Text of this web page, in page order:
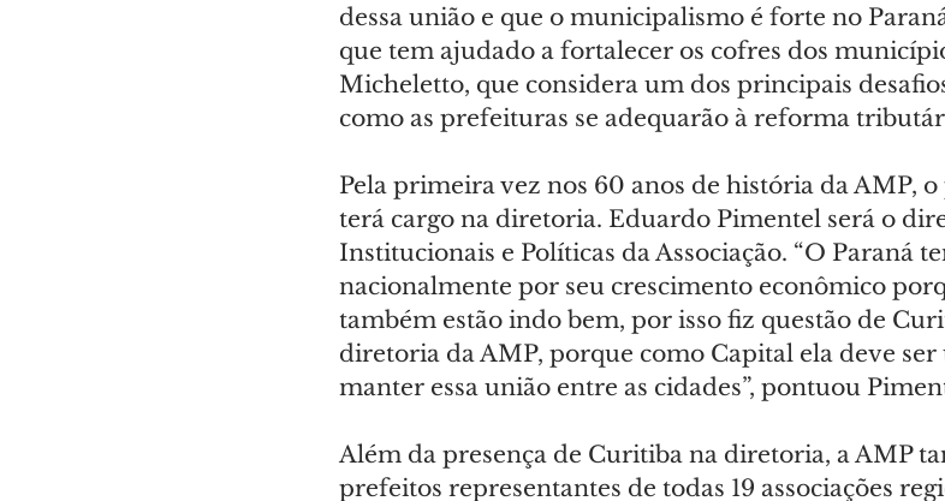
dessa união e que o municipalismo é forte no
que tem ajudado a fortalecer os cofres dos
Micheletto, que considera um dos principais
como as prefeituras se adequarão à reforma
Pela primeira vez nos 60 anos de história da AMP,
terá cargo na diretoria. Eduardo Pimentel será o
Institucionais e Políticas da Associação. “O Paraná
nacionalmente por seu crescimento econômico
também estão indo bem, por isso fiz questão de
diretoria da AMP, porque como Capital ela deve
manter essa união entre as cidades”, pontuou
Além da presença de Curitiba na diretoria, a AMP
prefeitos representantes de todas 19 associações